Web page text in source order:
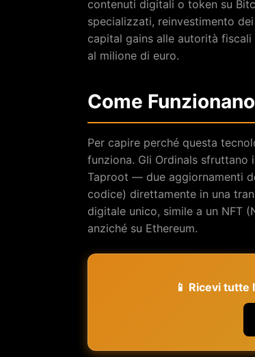
contenuti digitali o token su
specializzati, reinvestimento
capital gains alle autorità
al milione di euro.
Come
Per capire perché questa
funziona. Gli Ordinals sfruttano
Taproot — due aggiornamenti
codice) direttamente in una
digitale unico, simile a un NFT
anziché su Ethereum.
📱 Ricevi